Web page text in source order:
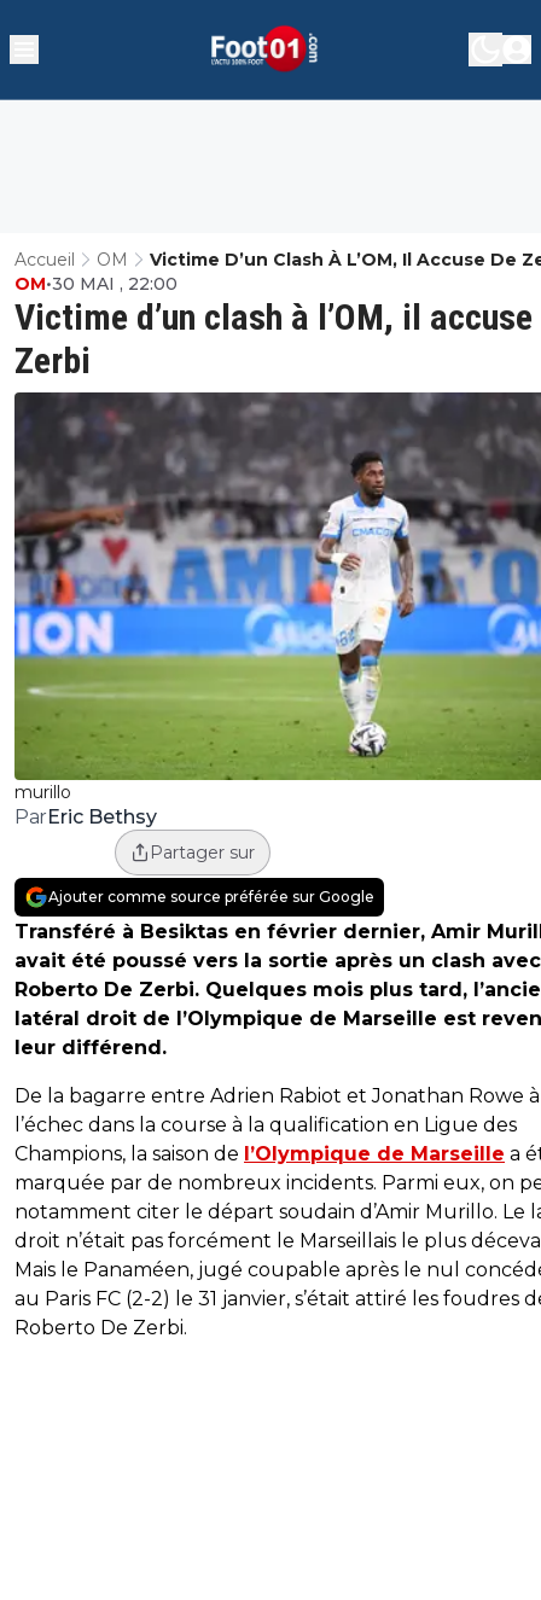
Accueil OM Victime D’un Clash À L’OM, Il Accuse De
murillo
Victime d’un clash à l’OM, il accuse
Zerbi
OM•30 MAI , 22:00
ParEric Bethsy
Partager sur
Ajouter comme source préférée sur Google
Transféré à Besiktas en février dernier, Amir
avait été poussé vers la sortie après un clash avec
Roberto De Zerbi. Quelques mois plus tard,
latéral droit de l’Olympique de Marseille est
leur différend.
De la bagarre entre Adrien Rabiot et Jonathan Rowe à
l’échec dans la course à la qualification en Ligue des
Champions, la saison de l’Olympique de Marseille a
marquée par de nombreux incidents. Parmi eux, on
notamment citer le départ soudain d’Amir Murillo. Le
droit n’était pas forcément le Marseillais le plus
Mais le Panaméen, jugé coupable après le nul
au Paris FC (2-2) le 31 janvier, s’était attiré les foudres
Roberto De Zerbi.